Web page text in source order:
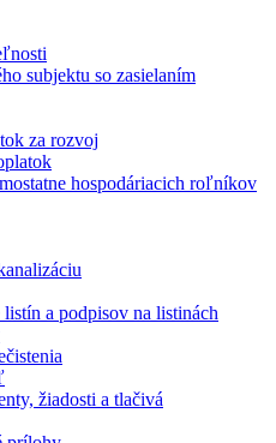
subjektu so zasielaním
za rozvoj
hospodáriacich roľníkov
a podpisov na listinách
žiadosti a tlačivá